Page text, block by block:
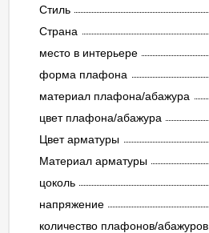
Стиль
Страна
место в интерьере
форма плафона
материал плафона/абажура
цвет плафона/абажура
Цвет арматуры
Материал арматуры
цоколь
напряжение
количество плафонов/абажуров